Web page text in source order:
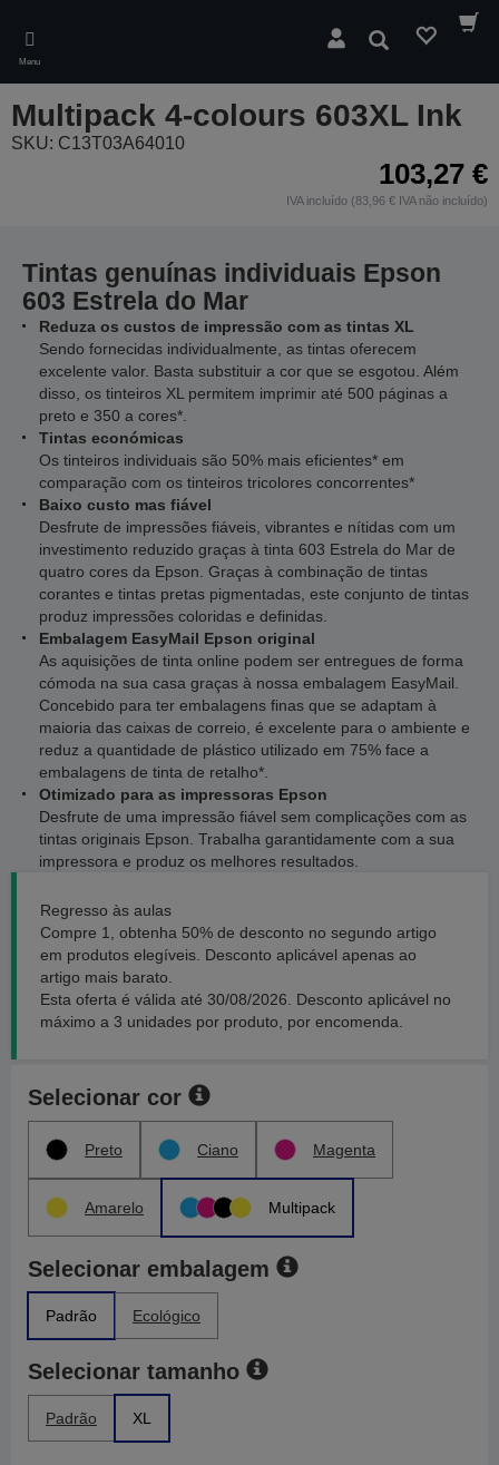
main
content
Menu
Pesquisar
Multipack 4-colours 603XL Ink
SKU: C13T03A64010
103,27 €
IVA incluído (83,96 € IVA não incluído)
Tintas genuínas individuais Epson
603 Estrela do Mar
Reduza os custos de impressão com as tintas XL
Sendo fornecidas individualmente, as tintas oferecem
excelente valor. Basta substituir a cor que se esgotou. Além
disso, os tinteiros XL permitem imprimir até 500 páginas a
preto e 350 a cores*.
Tintas económicas
Os tinteiros individuais são 50% mais eficientes* em
comparação com os tinteiros tricolores concorrentes*
Baixo custo mas fiável
Desfrute de impressões fiáveis, vibrantes e nítidas com um
investimento reduzido graças à tinta 603 Estrela do Mar de
quatro cores da Epson. Graças à combinação de tintas
corantes e tintas pretas pigmentadas, este conjunto de tintas
produz impressões coloridas e definidas.
Embalagem EasyMail Epson original
As aquisições de tinta online podem ser entregues de forma
cómoda na sua casa graças à nossa embalagem EasyMail.
Concebido para ter embalagens finas que se adaptam à
maioria das caixas de correio, é excelente para o ambiente e
reduz a quantidade de plástico utilizado em 75% face a
embalagens de tinta de retalho*.
Otimizado para as impressoras Epson
Desfrute de uma impressão fiável sem complicações com as
tintas originais Epson. Trabalha garantidamente com a sua
impressora e produz os melhores resultados.
Regresso às aulas
Compre 1, obtenha 50% de desconto no segundo artigo
em produtos elegíveis. Desconto aplicável apenas ao
artigo mais barato.
Esta oferta é válida até 30/08/2026. Desconto aplicável no
máximo a 3 unidades por produto, por encomenda.
Selecionar cor
Preto Ciano Magenta
Amarelo Multipack
Selecionar embalagem
Padrão Ecológico
Selecionar tamanho
Padrão XL